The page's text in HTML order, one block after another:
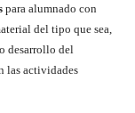
para alumnado con
del tipo que sea,
desarrollo del
las actividades